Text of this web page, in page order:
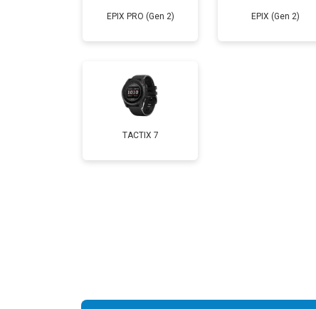
EPIX PRO (Gen 2) EPIX (Gen 2)
TACTIX 7